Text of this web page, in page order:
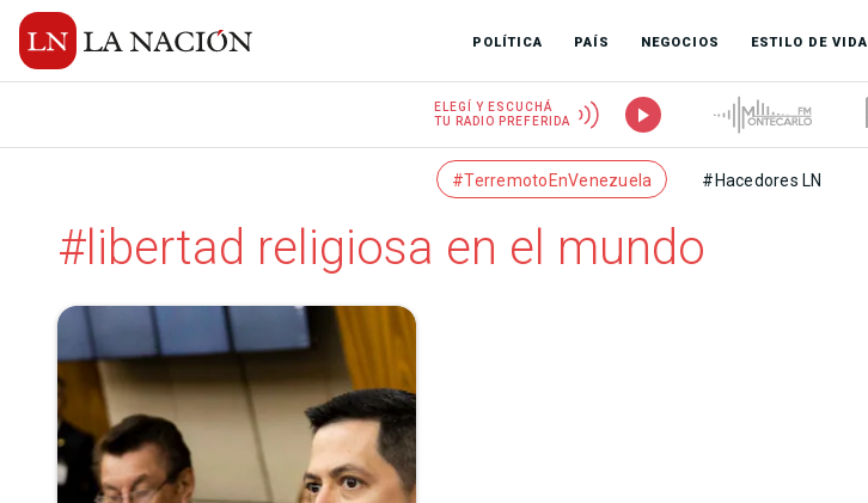
POLÍTICA PAÍS NEGOCIOS ESTILO DE VIDA
ELEGÍ Y ESCUCHÁ
TU RADIO PREFERIDA
#TerremotoEnVenezuela #Hacedores LN
#libertad religiosa en el mundo